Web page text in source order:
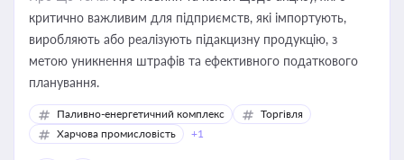
критично важливим для підприємств, які імпортують,
виробляють або реалізують підакцизну продукцію, з
метою уникнення штрафів та ефективного податкового
планування.
Паливно-енергетичний комплекс
Торгівля
Харчова промисловість
+1